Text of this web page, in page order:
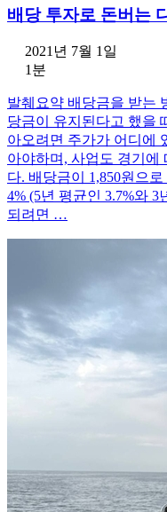
배당 투자로 돈버는
2021년 7월 1일
1분
발췌요약 배당금을 받는
당금이 유지된다고 했을
아오려면 주가가 어디에
아야하며, 사업도 경기에
다. 배당금이 1,850원으
4% (5년 평균인 3.7%와
되려면 …